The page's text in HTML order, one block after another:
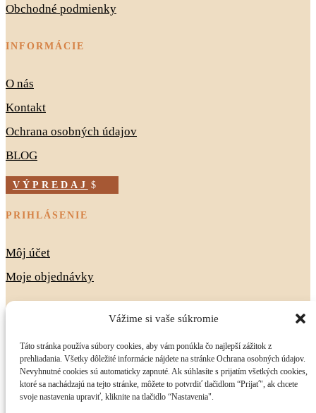
Vážime si vaše súkromie
Táto stránka používa súbory cookies, aby vám ponúkla čo najlepší zážitok z
prehliadania. Všetky dôležité informácie nájdete na stránke Ochrana osobných údajov.
Nevyhnutné cookies sú automaticky zapnuté. Ak súhlasíte s prijatím všetkých cookies,
ktoré sa nachádzajú na tejto stránke, môžete to potvrdiť tlačidlom “Prijať", ak chcete
svoje nastavenia upraviť, kliknite na tlačidlo “Nastavenia".
Obchodné podmienky
INFORMÁCIE
O nás
Kontakt
Ochrana osobných údajov
BLOG
VÝPREDAJ
PRIHLÁSENIE
Môj účet
Moje objednávky
Sledova
VEDELI STE, ŽE…